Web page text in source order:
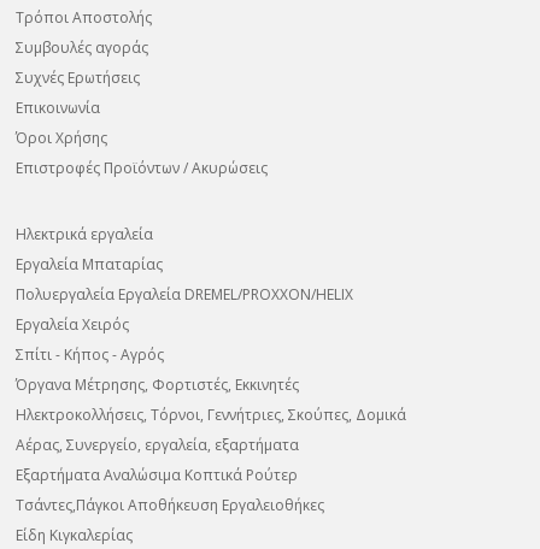
Τρόποι Αποστολής
Συμβουλές αγοράς
Συχνές Ερωτήσεις
Επικοινωνία
Όροι Χρήσης
Επιστροφές Προϊόντων / Ακυρώσεις
Ηλεκτρικά εργαλεία
Εργαλεία Μπαταρίας
Πολυεργαλεία Εργαλεία DREMEL/PROXXON/HELIX
Εργαλεία Χειρός
Σπίτι - Κήπος - Αγρός
Όργανα Μέτρησης, Φορτιστές, Εκκινητές
Ηλεκτροκολλήσεις, Τόρνοι, Γεννήτριες, Σκούπες, Δομικά
Αέρας, Συνεργείο, εργαλεία, εξαρτήματα
Εξαρτήματα Αναλώσιμα Κοπτικά Ρούτερ
Τσάντες,Πάγκοι Αποθήκευση Εργαλειοθήκες
Είδη Κιγκαλερίας